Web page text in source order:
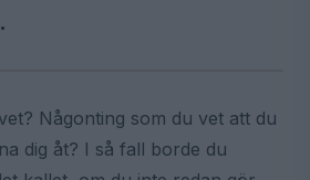
Någonting som du vet att du
dig åt? I så fall borde du